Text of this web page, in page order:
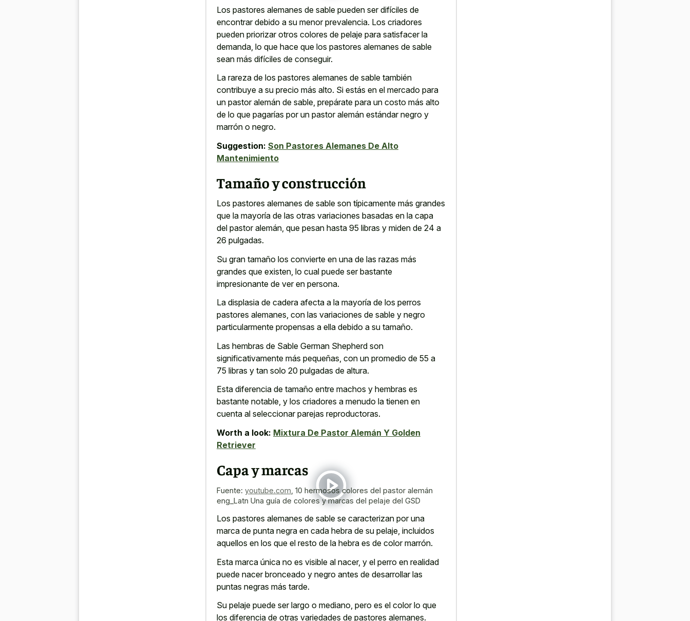
Los pastores alemanes de sable pueden ser difíciles de
encontrar debido a su menor prevalencia. Los criadores
pueden priorizar otros colores de pelaje para satisfacer la
demanda, lo que hace que los pastores alemanes de sable
sean más difíciles de conseguir.
La rareza de los pastores alemanes de sable también
contribuye a su precio más alto. Si estás en el mercado para
un pastor alemán de sable, prepárate para un costo más alto
de lo que pagarías por un pastor alemán estándar negro y
marrón o negro.
Suggestion: Son Pastores Alemanes De Alto
Mantenimiento
Tamaño y construcción
Los pastores alemanes de sable son típicamente más grandes
que la mayoría de las otras variaciones basadas en la capa
del pastor alemán, que pesan hasta 95 libras y miden de 24 a
26 pulgadas.
Su gran tamaño los convierte en una de las razas más
grandes que existen, lo cual puede ser bastante
impresionante de ver en persona.
La displasia de cadera afecta a la mayoría de los perros
pastores alemanes, con las variaciones de sable y negro
particularmente propensas a ella debido a su tamaño.
Las hembras de Sable German Shepherd son
significativamente más pequeñas, con un promedio de 55 a
75 libras y tan solo 20 pulgadas de altura.
Esta diferencia de tamaño entre machos y hembras es
bastante notable, y los criadores a menudo la tienen en
cuenta al seleccionar parejas reproductoras.
Worth a look: Mixtura De Pastor Alemán Y Golden
Retriever
Capa y marcas
Fuente: youtube.com 10 hermosos colores del pastor alemán
eng_Latn Una guía de colores y marcas del pelaje del GSD
Los pastores alemanes de sable se caracterizan por una
marca de punta negra en cada hebra de su pelaje, incluidos
aquellos en los que el resto de la hebra es de color marrón.
Esta marca única no es visible al nacer, y el perro en realidad
puede nacer bronceado y negro antes de desarrollar las
puntas negras más tarde.
Su pelaje puede ser largo o mediano, pero es el color lo que
los diferencia de otras variedades de pastores alemanes.